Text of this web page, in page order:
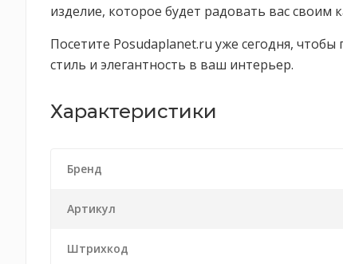
изделие, которое будет радовать вас своим
Посетите Posudaplanet.ru уже сегодня,
стиль и элегантность в ваш интерьер.
Характеристики
Бренд
Артикул
Штрихкод